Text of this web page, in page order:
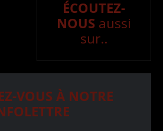
ÉCOUTEZ-
NOUS aussi
sur..
VOUS À NOTRE